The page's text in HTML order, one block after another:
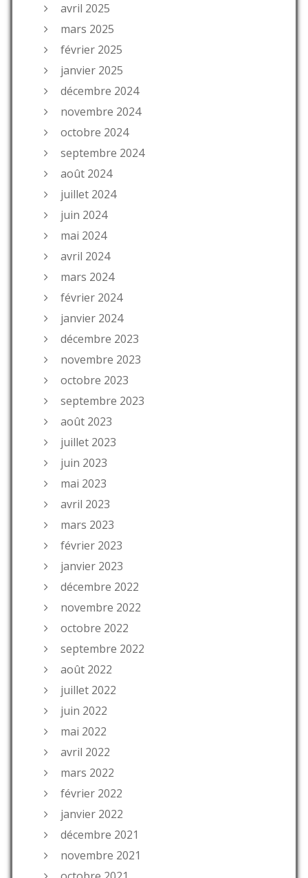
avril 2025
mars 2025
février 2025
janvier 2025
décembre 2024
novembre 2024
octobre 2024
septembre 2024
août 2024
juillet 2024
juin 2024
mai 2024
avril 2024
mars 2024
février 2024
janvier 2024
décembre 2023
novembre 2023
octobre 2023
septembre 2023
août 2023
juillet 2023
juin 2023
mai 2023
avril 2023
mars 2023
février 2023
janvier 2023
décembre 2022
novembre 2022
octobre 2022
septembre 2022
août 2022
juillet 2022
juin 2022
mai 2022
avril 2022
mars 2022
février 2022
janvier 2022
décembre 2021
novembre 2021